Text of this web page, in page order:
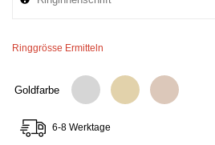
Ringgrösse Ermitteln
Goldfarbe
6-8 Werktage